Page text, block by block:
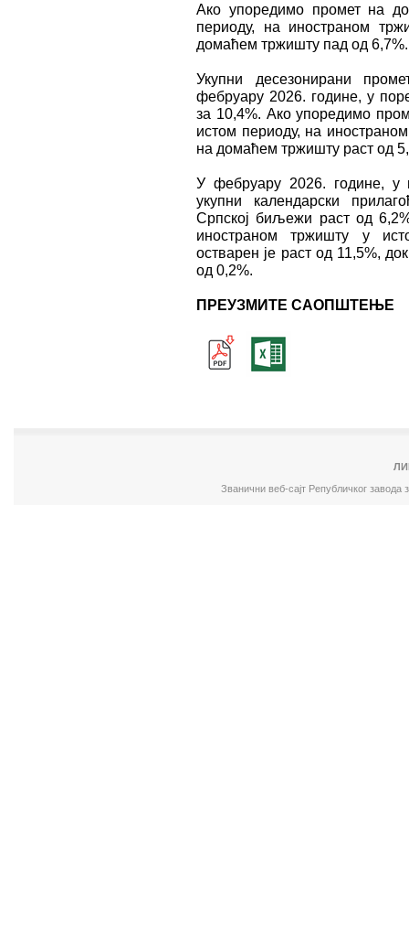
Ако упоредимо промет на
периоду, на иностраном
домаћем тржишту пад од 6,7%.
Укупни десезонирани
фебруару 2026. године, у
за 10,4%. Ако упоредимо
истом периоду, на
на домаћем тржишту раст од
У фебруару 2026. године, у
укупни календарски
Српској биљежи раст од
иностраном тржишту у
остварен је раст од 11,5%,
од 0,2%.
ПРЕУЗМИТЕ САОПШТЕЊЕ
Званични веб-сајт Републичког